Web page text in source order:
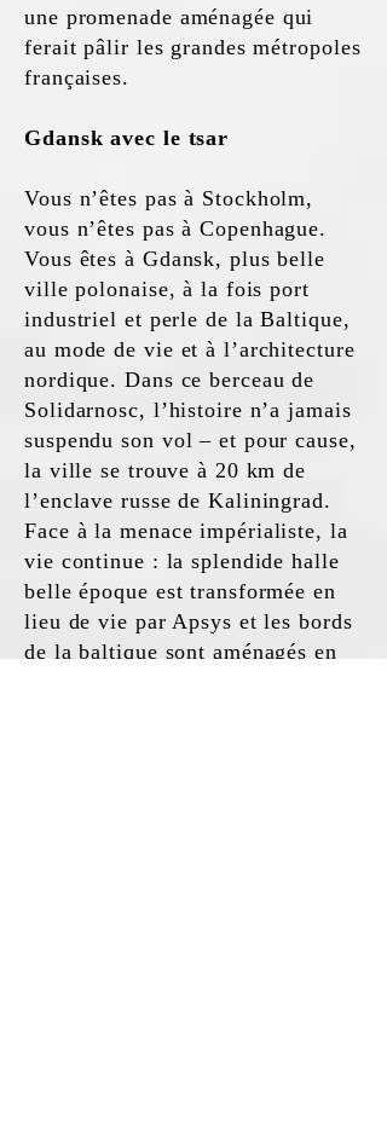
une promenade aménagée qui
ferait pâlir les grandes métropoles
françaises.
Gdansk avec le tsar
Vous n’êtes pas à Stockholm,
vous n’êtes pas à Copenhague.
Vous êtes à Gdansk, plus belle
ville polonaise, à la fois port
industriel et perle de la Baltique,
au mode de vie et à l’architecture
nordique. Dans ce berceau de
Solidarnosc, l’histoire n’a jamais
suspendu son vol – et pour cause,
la ville se trouve à 20 km de
l’enclave russe de Kaliningrad.
Face à la menace impérialiste, la
vie continue : la splendide halle
belle époque est transformée en
lieu de vie par Apsys et les bords
de la baltique sont aménagés en